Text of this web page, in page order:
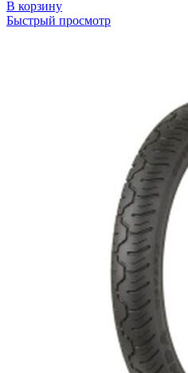
В корзину
Быстрый просмотр